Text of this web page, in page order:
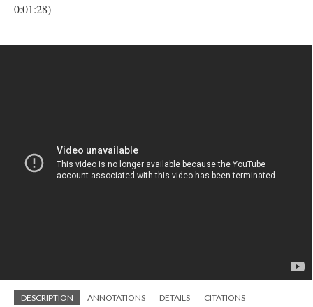
0:01:28)
DESCRIPTION ANNOTATIONS DETAILS CITATIONS